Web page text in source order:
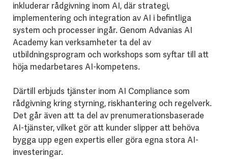
inkluderar rådgivning inom AI, där strategi,
implementering och integration av AI i befintliga
system och processer ingår. Genom Advanias AI
Academy kan verksamheter ta del av
utbildningsprogram och workshops som syftar till att
höja medarbetares AI-kompetens.
Därtill erbjuds tjänster inom AI Compliance som
rådgivning kring styrning, riskhantering och regelverk.
Det går även att ta del av prenumerationsbaserade
AI-tjänster, vilket gör att kunder slipper att behöva
bygga upp egen expertis eller göra egna stora AI-
investeringar.